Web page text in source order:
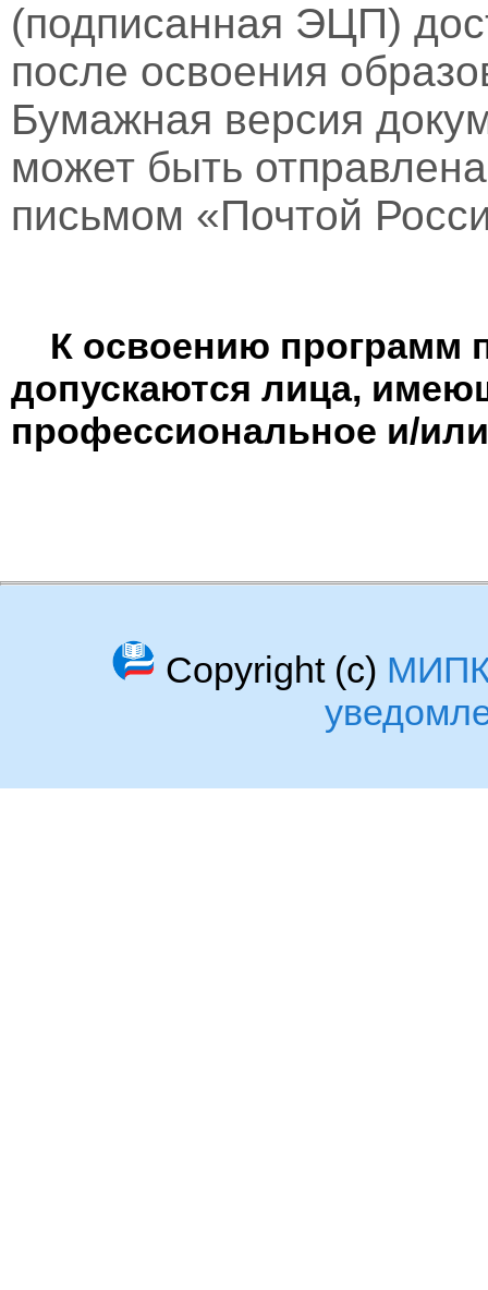
(подписанная ЭЦП)
после освоения
Бумажная версия
может быть
письмом «Почтой
К освоению программ
допускаются лица,
профессиональное и/
Copyright (c)